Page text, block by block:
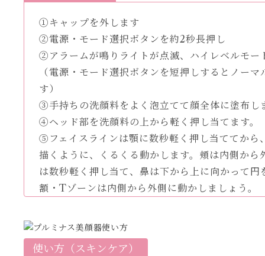
①キャップを外します
②電源・モード選択ボタンを約2秒長押し
②アラームが鳴りライトが点滅、ハイレベルモー
（電源・モード選択ボタンを短押しするとノー
す）
③手持ちの洗顔料をよく泡立てて顔全体に塗布し
④ヘッド部を洗顔料の上から軽く押し当てます。
⑤フェイスラインは顎に数秒軽く押し当ててから
描くように、くるくる動かします。頬は内側から
は数秒軽く押し当て、鼻は下から上に向かって
額・Tゾーンは内側から外側に動かしましょう。
使い方（スキンケア）